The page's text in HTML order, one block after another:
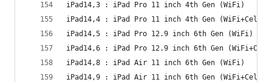
iPad14,3 : iPad Pro 11 inch 4th Gen (WiFi)
iPad14,4 : iPad Pro 11 inch 4th Gen
iPad14,5 : iPad Pro 12.9 inch 6th Gen (WiFi)
iPad14,6 : iPad Pro 12.9 inch 6th Gen
iPad14,8 : iPad Air 11 inch 6th Gen (WiFi)
iPad14,9 : iPad Air 11 inch 6th Gen